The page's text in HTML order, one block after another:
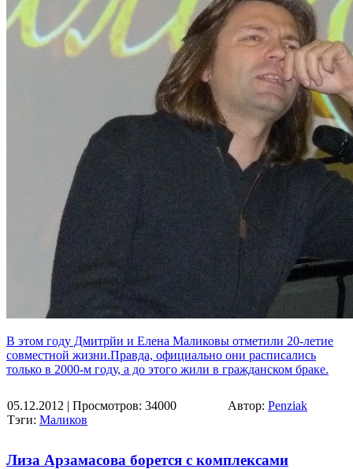
В этом году Дмитрйи и Елена Маликовы отметили 20-летие
совместной жизни.Правда, официально они расписались
только в 2000-м году, а до этого жили в гражданском браке.
05.12.2012 | Просмотров: 34000
Тэги: Маликов
Автор: Penziak
Лиза Арзамасова борется с комплексами